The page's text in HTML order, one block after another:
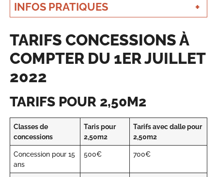
INFOS PRATIQUES
TARIFS CONCESSIONS À
COMPTER DU 1ER JUILLET
2022
TARIFS POUR 2,50M2
Classes de
concessions
Taris pour
2,50m2
Tarifs avec dalle pour
2,50m2
Concession pour 15
ans
500€ 700€